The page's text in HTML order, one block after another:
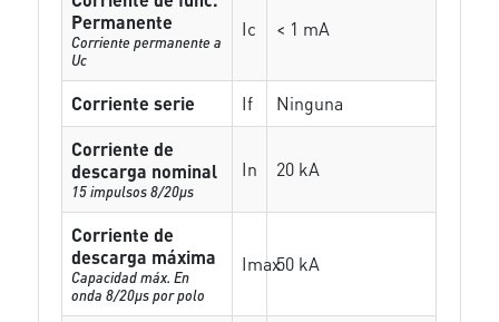
Permanente
Corriente permanente a
Uc
Ic < 1 mA
Corriente serie If
Ninguna
Corriente de
descarga nominal
15 impulsos 8/20µs
In 20 kA
Corriente de
descarga máxima
Capacidad máx. En
onda 8/20µs por polo
Imax50 kA